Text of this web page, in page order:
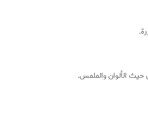
حيث الألوان والملمس.